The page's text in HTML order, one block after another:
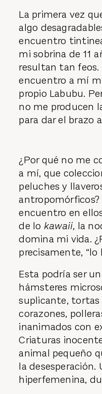
La primera vez
algo
encuentro
mi sobrina de 11
resultan tan feos.
encuentro a mí
propio Labubu.
no me producen
para dar el brazo
¿Por qué no me
a mí, que
peluches y
encuentro en
de lo kawaii, la
domina mi vida.
precisamente, “lo
Esta podría ser
hámsteres
suplicante, tortas
corazones,
inanimados con
Criaturas
animal pequeño
la desesperación.
hiperfemenina,